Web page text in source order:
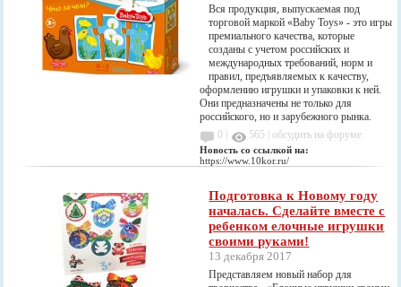
Вся продукция, выпускаемая под
торговой маркой «Baby Toys» - это игры
премиального качества, которые
созданы с учетом российских и
международных требований, норм и
правил, предъявляемых к качеству,
оформлению игрушки и упаковки к ней.
Они предназначены не только для
российского, но и зарубежного рынка.
0 |
565 |обсудить на форуме
Новость со ссылкой на:
https://www.10kor.ru/
Подготовка к Новому году
началась. Сделайте вместе с
ребенком елочные игрушки
своими руками!
13 декабря 2017
Представляем новый набор для